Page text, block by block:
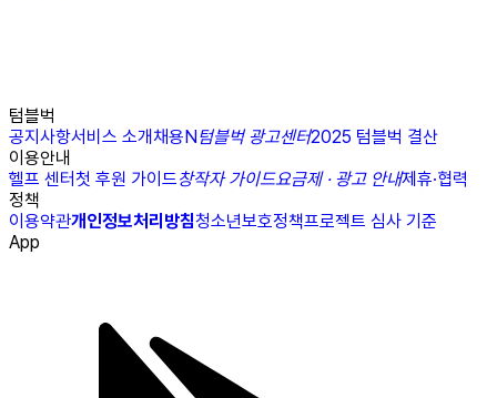
텀블벅
공지사항서비스 소개채용N텀블벅 광고센터2025 텀블벅 결산
이용안내
헬프 센터첫 후원 가이드창작자 가이드요금제 · 광고 안내제휴·협력
정책
이용약관개인정보처리방침청소년보호정책프로젝트 심사 기준
App